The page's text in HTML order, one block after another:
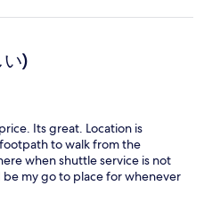
い)
Its great. Location is
to walk from the
when shuttle service is not
be my go to place for whenever